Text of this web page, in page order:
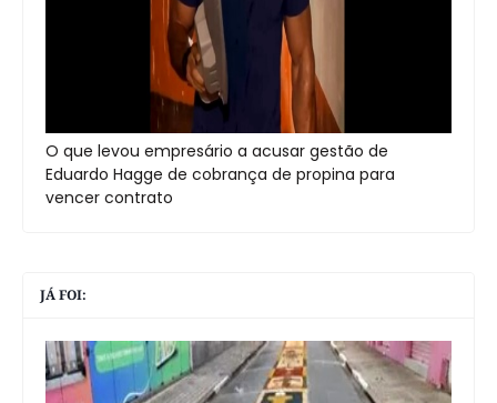
O que levou empresário a acusar gestão de
Eduardo Hagge de cobrança de propina para
vencer contrato
JÁ FOI: